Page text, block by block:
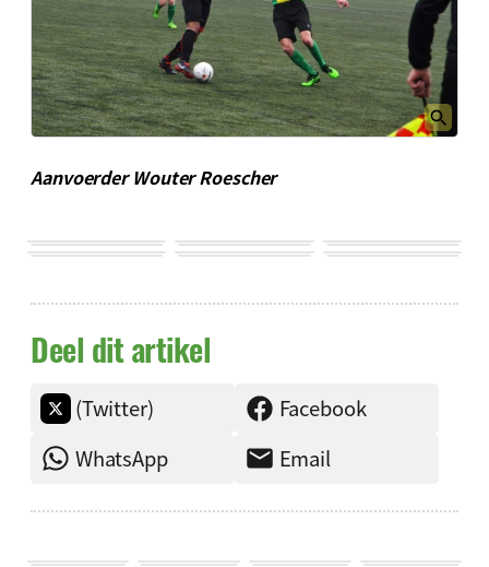
Aanvoerder Wouter Roescher
Deel dit artikel
(Twitter)
Facebook
WhatsApp
Email